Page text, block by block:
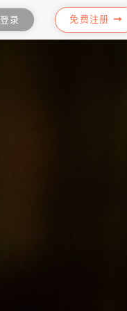
登录 免费注册